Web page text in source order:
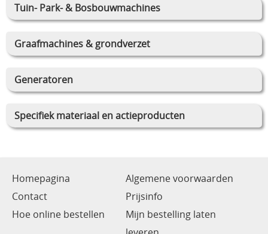
Tuin- Park- & Bosbouwmachines
Graafmachines & grondverzet
Generatoren
Specifiek materiaal en actieproducten
Homepagina
Algemene voorwaarden
Contact
Prijsinfo
Hoe online bestellen
Mijn bestelling laten